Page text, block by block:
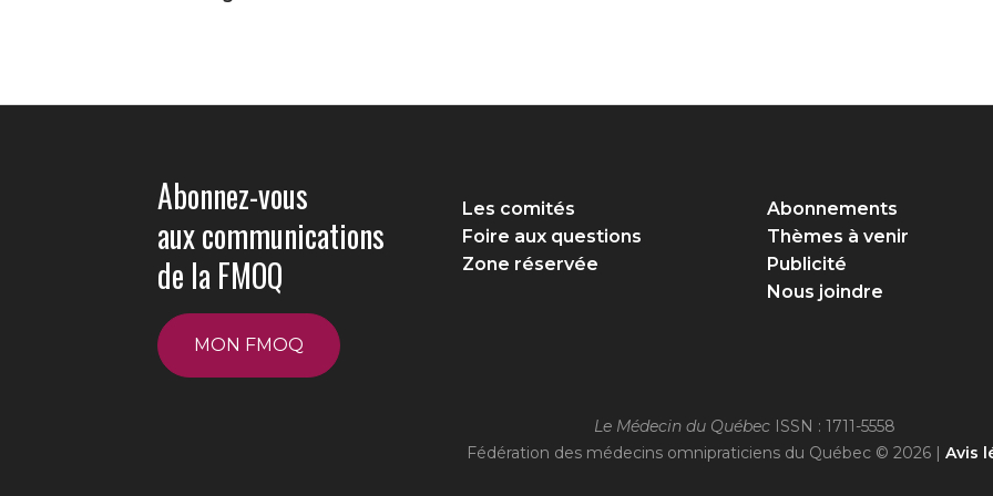
Abonnez-vous
aux communications
de la FMOQ
MON FMOQ
Les comités
Foire aux questions
Zone réservée
Abonnements
Thèmes à venir
Publicité
Nous joindre
Le Médecin du Québec ISSN : 1711-5558
Fédération des médecins omnipraticiens du Québec © 2026 | Avis